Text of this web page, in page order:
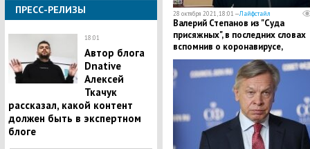
ПРЕСС-РЕЛИЗЫ
18:01
Автор блога
Dnative
Алексей
Ткачук
рассказал, какой контент
должен быть в экспертном
блоге
28 октября 2021, 18:01 —Лайфстайл
Валерий Степанов из "Суда
присяжных", в последних словах
вспомнив о коронавирусе,
скончался